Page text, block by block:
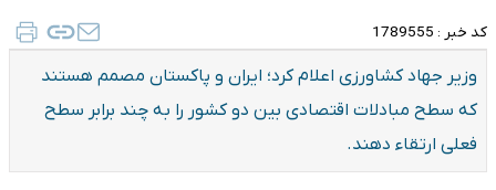
کد خبر : 1789555
وزیر جهاد کشاورزی اعلام کرد؛ ایران و پاکستان مصمم هستند
که سطح مبادلات اقتصادی بین دو کشور را به چند برابر سطح
فعلی ارتقاء دهند.